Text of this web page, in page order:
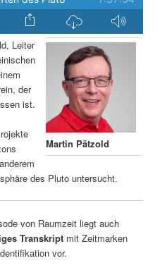
Martin Pätzold
Leiter
der
ist.
des Pluto untersucht.
von Raumzeit liegt auch
Transkriptmit Zeitmarken
vor.